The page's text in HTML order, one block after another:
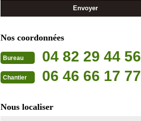
Nos coordonnées
Bureau 04 82 29 44 56
Chantier 06 46 66 17 77
Nous localiser